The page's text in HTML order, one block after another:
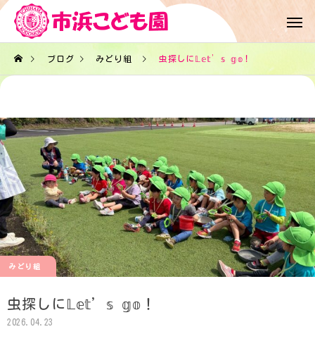
ブログ みどり組 虫探しに𝕃𝕖𝕥’𝕤 𝕘𝕠！
みどり組
虫探しに𝕃𝕖𝕥’𝕤 𝕘𝕠！
2026.04.23